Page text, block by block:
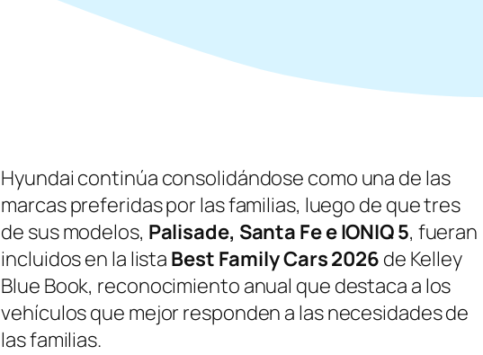
Hyundai continúa consolidándose como una de las
marcas preferidas por las familias, luego de que tres
de sus modelos, Palisade, Santa Fe e IONIQ 5, fueran
incluidos en la lista Best Family Cars 2026 de Kelley
Blue Book, reconocimiento anual que destaca a los
vehículos que mejor responden a las necesidades de
las familias.